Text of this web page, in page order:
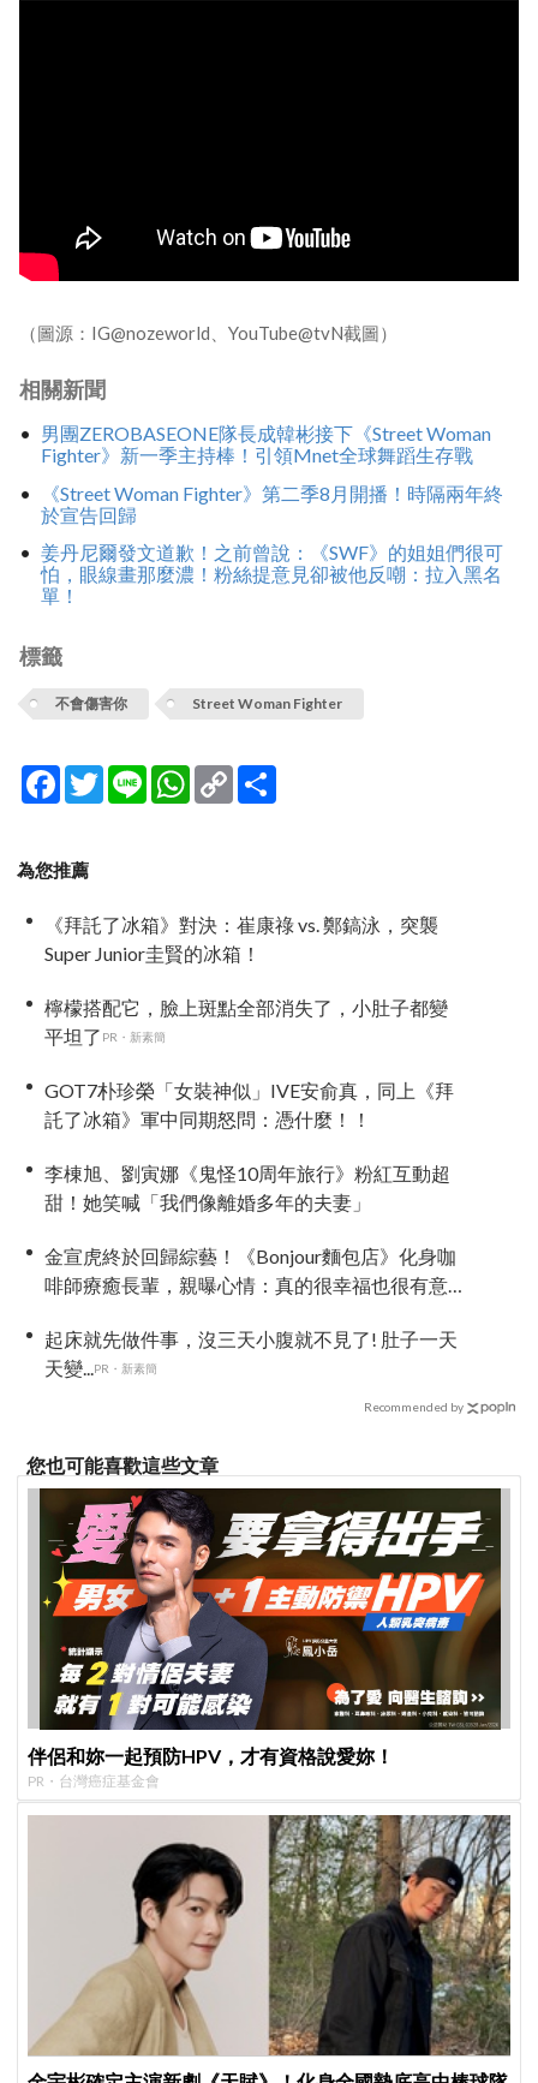
（圖源：IG@nozeworld、YouTube@tvN截圖）
相關新聞
男團ZEROBASEONE隊長成韓彬接下《Street Woman
Fighter》新一季主持棒！引領Mnet全球舞蹈生存戰
《Street Woman Fighter》第二季8月開播！時隔兩年終
於宣告回歸
姜丹尼爾發文道歉！之前曾說：《SWF》的姐姐們很可
怕，眼線畫那麼濃！粉絲提意見卻被他反嘲：拉‌‌‌‌‌‌‌入黑名
單！
標籤
不會傷害你 Street Woman Fighter
Facebook
TwitterLine WhatsApp
Copy
Link
為您推薦
《拜託了冰箱》對決：崔康祿 vs. 鄭鎬泳，突襲
Super Junior圭賢的冰箱！
檸檬搭配它，臉上斑點全部消失了，小肚子都變
平坦了 PR・新素簡
GOT7朴珍榮「女裝神似」IVE安俞真，同上《拜
託了冰箱》軍中同期怒問：憑什麼！！
李棟旭、劉寅娜《鬼怪10周年旅行》粉紅互動超
甜！她笑喊「我們像離婚多年的夫妻」
金宣虎終於回歸綜藝！《Bonjour麵包店》化身咖
啡師療癒長輩，親曝心情：真的很幸福也很有意
起床就先做件事，沒三天小腹就不見了! 肚子一天
天變...PR・新素簡
Recommended by
您也可能喜歡這些文章
伴侶和妳一起預防HPV，才有資格說愛妳！
PR・台灣癌症基金會